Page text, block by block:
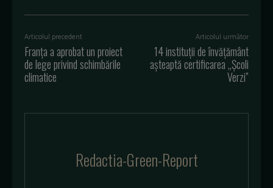
Articolul precedent
Franţa a aprobat un proiect
de lege privind schimbările
climatice
Articolul următor
14 instituții de învățământ
așteaptă certificarea „Școli
Verzi”
Redactia-Green-Report